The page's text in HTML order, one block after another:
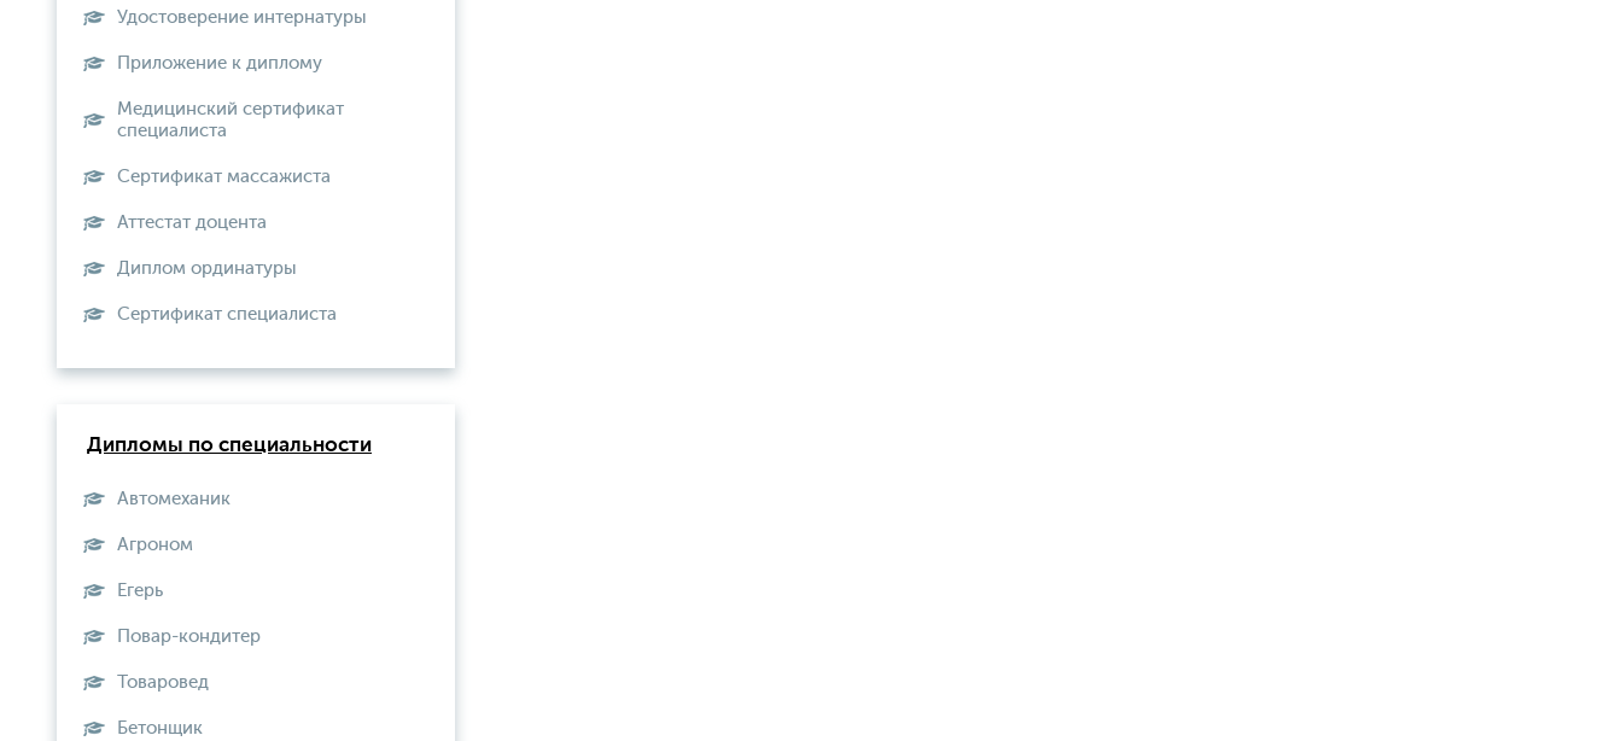
Удостоверение интернатуры
Приложение к диплому
Медицинский сертификат
специалиста
Сертификат массажиста
Аттестат доцента
Диплом ординатуры
Сертификат специалиста
Дипломы по специальности
Автомеханик
Агроном
Егерь
Повар-кондитер
Товаровед
Бетонщик